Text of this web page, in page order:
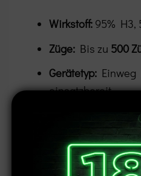
Wirkstoff: 95% H3,
Züge: Bis zu 500
Gerätetyp: Einweg
einsatzbereit
Kindersicherung